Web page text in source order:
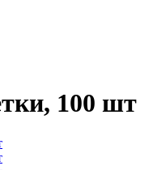
100 шт